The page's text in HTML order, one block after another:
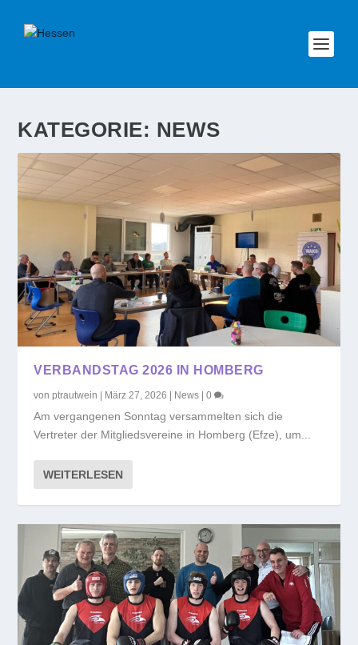
KATEGORIE: NEWS
VERBANDSTAG 2026 IN HOMBERG
vonptrautwein | März 27, 2026 | News |0
Am vergangenen Sonntag versammelten sich die
Vertreter der Mitgliedsvereine in Homberg (Efze), um...
WEITERLESEN